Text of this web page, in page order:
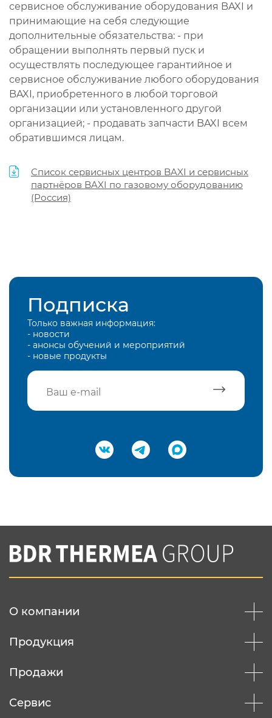
сервисное обслуживание оборудования BAXI и
принимающие на себя следующие
дополнительные обязательства: - при
обращении выполнять первый пуск и
осуществлять последующее гарантийное и
сервисное обслуживание любого оборудования
BAXI, приобретенного в любой торговой
организации или установленного другой
организацией; - продавать запчасти BAXI всем
обратившимся лицам.
Список сервисных центров BAXI и сервисных
партнёров BAXI по газовому оборудованию
(Россия)
Подписка
Только важная информация:
- новости
- анонсы обучений и мероприятий
- новые продукты
Подтвердить e-mail
Вы соглашаетесь с нашей политикой
конфеденциальности
О компании
Продукция
Продажи
Сервис